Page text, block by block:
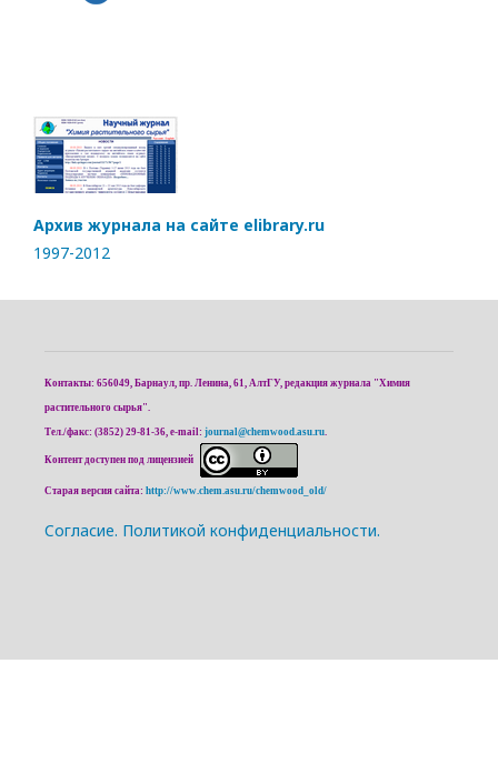
Архив журнала на сайте elibrary.ru
1997-2012
Контакты: 656049, Барнаул, пр. Ленина, 61, АлтГУ, редакция журнала "Химия
растительного сырья".
Тел./факс: (3852) 29-81-36, e-mail: journal@chemwood.asu.ru.
Контент доступен под лицензией
Старая версия сайта: http://www.chem.asu.ru/chemwood_old/
Cогласие. Политикой конфиденциальности.